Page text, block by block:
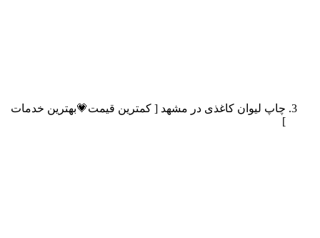
چاپ لیوان کاغذی در مشهد [ کمترین قیمت💗بهترین خدمات
]